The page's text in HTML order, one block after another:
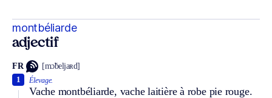
montbéliarde
adjectif
FR [mɔ̃beljaʀd]
Élevage.
Vache montbéliarde, vache laitière à robe pie rouge.
1